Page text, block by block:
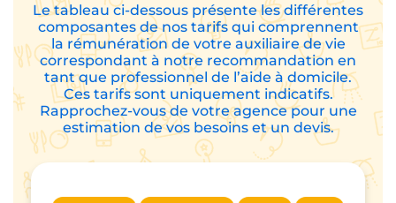
Le tableau ci-dessous présente les différentes
composantes de nos tarifs qui comprennent
la rémunération de votre auxiliaire de vie
correspondant à notre recommandation en
tant que professionnel de l’aide à domicile.
Ces tarifs sont uniquement indicatifs.
Rapprochez-vous de votre agence pour une
estimation de vos besoins et un devis.